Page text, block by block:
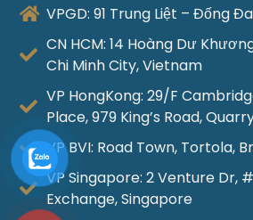
VPGD: 91 Trung Liệt – Đống
CN HCM: 14 Hoàng Dư
Chi Minh City, Vietnam
VP HongKong: 29/F
Place, 979 King’s Road,
VP BVI: Road Town, Tortola,
VP Singapore: 2 Venture Dr,
Exchange, Singapore